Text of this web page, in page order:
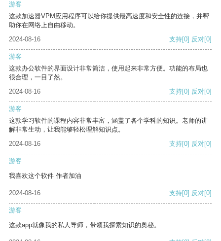
游客
这款加速器VPM应用程序可以给你提供最高速度和安全性的连接，并帮
助你在网络上自由移动。
2024-08-16
支持[0] 反对[0]
游客
这款办公软件的界面设计非常简洁，使用起来非常方便。功能的布局也
很合理，一目了然。
2024-08-16
支持[0] 反对[0]
游客
这款学习软件的课程内容非常丰富，涵盖了各个学科的知识。老师的讲
解非常生动，让我能够轻松理解知识点。
2024-08-16
支持[0] 反对[0]
游客
我喜欢这个软件 作者加油
2024-08-16 支持[0] 反对[0]
游客
这款app就像我的私人导师，带领我探索知识的奥秘。